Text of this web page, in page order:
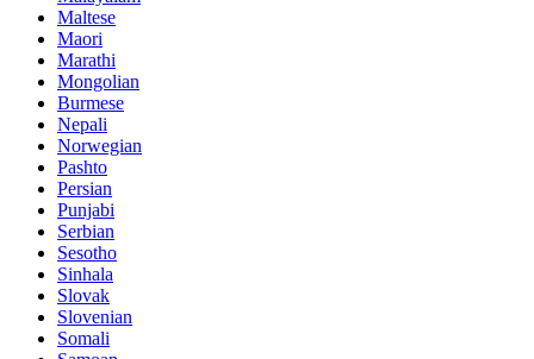
Maltese
Maori
Marathi
Mongolian
Burmese
Nepali
Norwegian
Pashto
Persian
Punjabi
Serbian
Sesotho
Sinhala
Slovak
Slovenian
Somali